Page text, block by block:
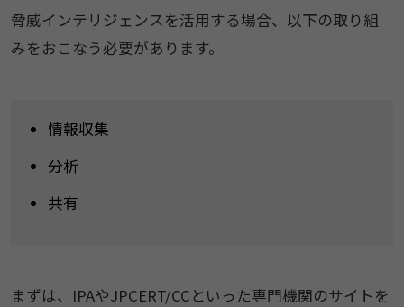
脅威インテリジェンスを活用する場合、以下の取り組
みをおこなう必要があります。
情報収集
分析
共有
まずは、IPAやJPCERT/CCといった専門機関のサイトを